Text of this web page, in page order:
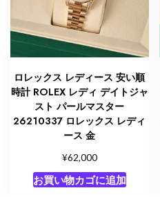
ロレックス レディース 安い順
時計 ROLEX レディ デイトジャ
スト パールマスター
26210337 ロレックス レディ
ース 金
¥62,000
お買い物カゴに追加